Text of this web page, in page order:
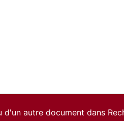
autre document dans